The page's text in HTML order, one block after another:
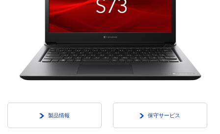
製品情報 保守サービス